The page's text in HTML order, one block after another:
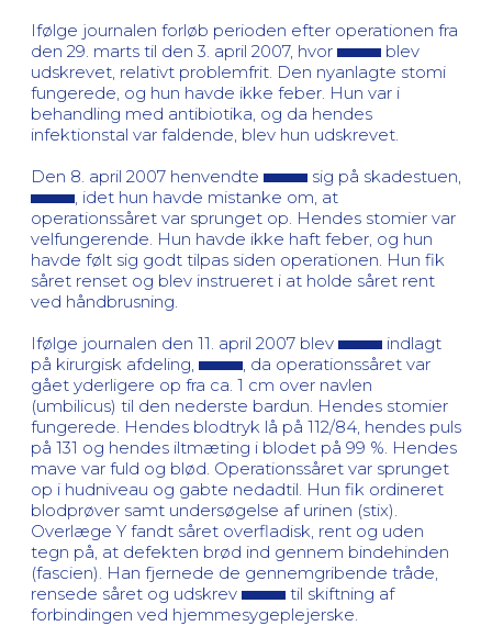
Ifølge journalen forløb perioden efter operationen fra
den 29. marts til den 3. april 2007, hvor
blev
udskrevet, relativt problemfrit. Den nyanlagte stomi
fungerede, og hun havde ikke feber. Hun var i
behandling med antibiotika, og da hendes
infektionstal var faldende, blev hun udskrevet.
Den 8. april 2007 henvendte
sig på skadestuen,
, idet hun havde mistanke om, at
operationssåret var sprunget op. Hendes stomier var
velfungerende. Hun havde ikke haft feber, og hun
havde følt sig godt tilpas siden operationen. Hun fik
såret renset og blev instrueret i at holde såret rent
ved håndbrusning.
Ifølge journalen den 11. april 2007 blev
indlagt
på kirurgisk afdeling,
, da operationssåret var
gået yderligere op fra ca. 1 cm over navlen
(umbilicus) til den nederste bardun. Hendes stomier
fungerede. Hendes blodtryk lå på 112/84, hendes puls
på 131 og hendes iltmæting i blodet på 99 %. Hendes
mave var fuld og blød. Operationssåret var sprunget
op i hudniveau og gabte nedadtil. Hun fik ordineret
blodprøver samt undersøgelse af urinen (stix).
Overlæge Y fandt såret overfladisk, rent og uden
tegn på, at defekten brød ind gennem bindehinden
(fascien). Han fjernede de gennemgribende tråde,
rensede såret og udskrev
til skiftning af
forbindingen ved hjemmesygeplejerske.